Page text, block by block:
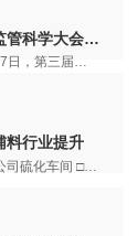
程继刚在第三届中国药品监管科学大会做专题报告
金秋九月，秋高气爽。9月6日-7日，第三届中国药品监管科学大会（2018）在京召开。大会聚焦“新时代 新目标 新征...
料行业提升
图为安徽华峰医药橡胶有限公司硫化车间 □ 中国医药报记者 刘博 http://epaper.c...